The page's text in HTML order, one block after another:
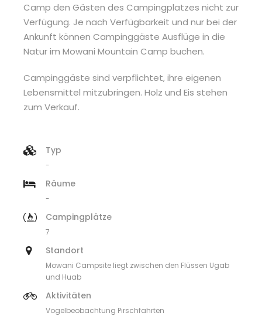
Camp den Gästen des Campingplatzes nicht zur
Verfügung. Je nach Verfügbarkeit und nur bei der
Ankunft können Campinggäste Ausflüge in die
Natur im Mowani Mountain Camp buchen.
Campinggäste sind verpflichtet, ihre eigenen
Lebensmittel mitzubringen. Holz und Eis stehen
zum Verkauf.
Typ
-
Räume
-
Campingplätze
7
Standort
Mowani Campsite liegt zwischen den Flüssen Ugab
und Huab
Aktivitäten
Vogelbeobachtung Pirschfahrten